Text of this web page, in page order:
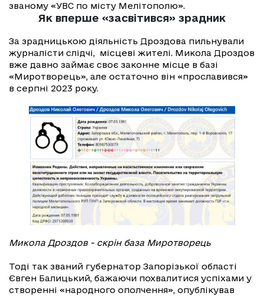
званому «УВС по місту Мелітополю».
Як вперше «засвітився» зрадник
За зрадницькою діяльність Дроздова пильнували
журналісти слідчі, місцеві жителі. Микола Дроздов
вже давно займає своє законне місце в базі
«Миротворець», але остаточно він «прославився»
в серпні 2023 року.
Микола Дроздов - скрін база Миротворець
Тоді так званий губернатор Запорізької області
Євген Балицький, бажаючи похвалитися успіхами у
створенні «народного ополчення», опублікував